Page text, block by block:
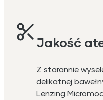
Jakość
Z starannie
delikatnej
Lenzing